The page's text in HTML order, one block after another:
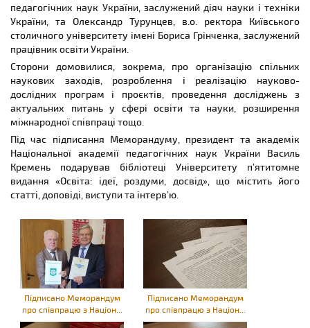
педагогічних наук України, заслужений діяч науки і техніки
України, та Олександр Турунцев, в.о. ректора Київського
столичного університету імені Бориса Грінченка, заслужений
працівник освіти України.
Сторони домовилися, зокрема, про організацію спільних
наукових заходів, розроблення і реалізацію науково-
дослідних програм і проєктів, проведення досліджень з
актуальних питань у сфері освіти та науки, розширення
міжнародної співпраці тощо.
Під час підписання Меморандуму, президент та академік
Національної академії педагогічних наук України Василь
Кремень подарував бібліотеці Університету п’ятитомне
видання «Освіта: ідеї, роздуми, досвід», що містить його
статті, доповіді, виступи та інтерв’ю.
Підписано Меморандум
про співпрацю з Націон...
Підписано Меморандум
про співпрацю з Націон...